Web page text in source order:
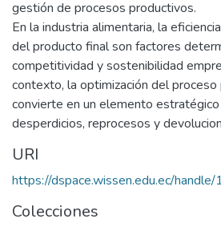
gestión de procesos productivos.
En la industria alimentaria, la
del producto final son factores
competitividad y sostenibilidad
contexto, la optimización del
convierte en un elemento
desperdicios, reprocesos y
URI
https://dspace.wissen.edu.ec/
Colecciones